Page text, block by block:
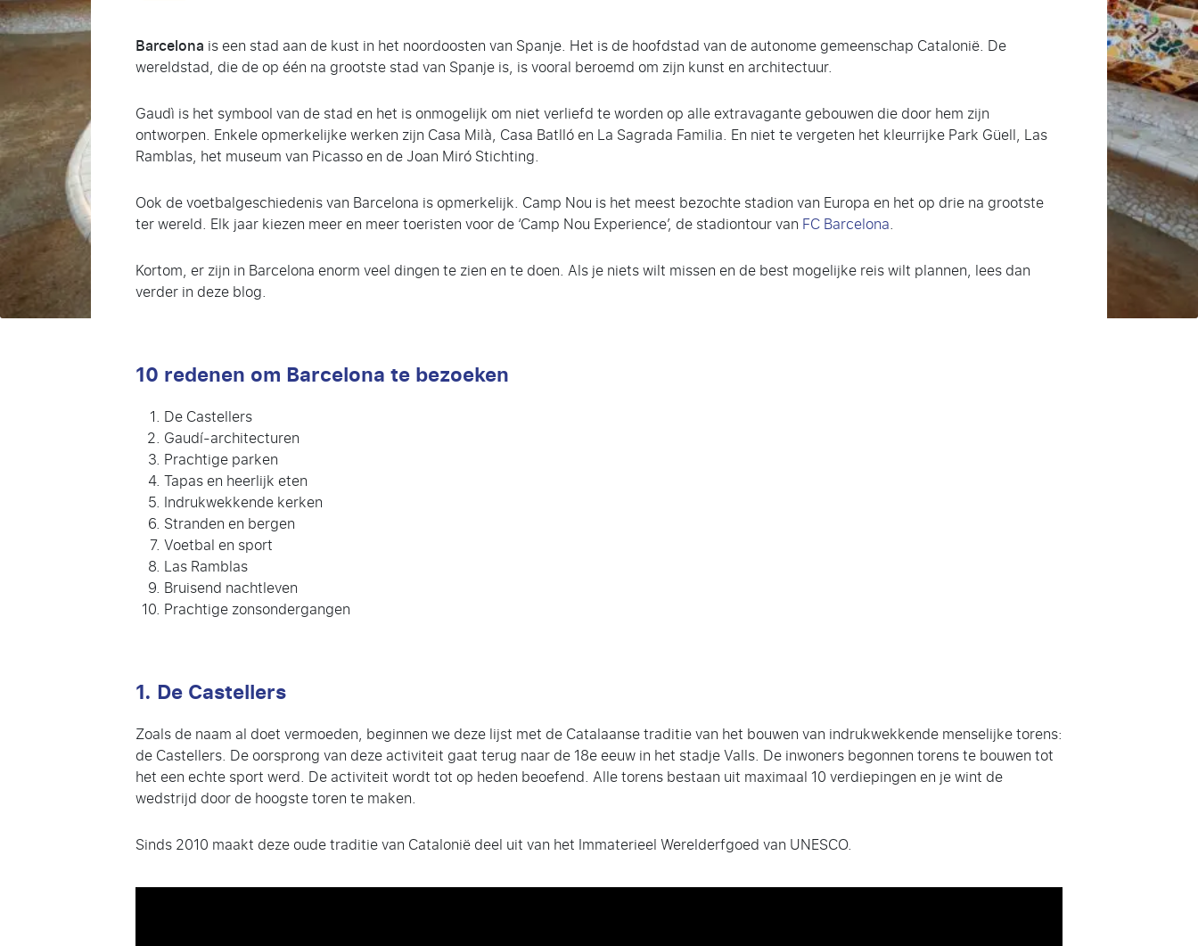
Barcelona is een stad aan de kust in het noordoosten van Spanje. Het is de hoofdstad van de autonome gemeenschap Catalonië. De
wereldstad, die de op één na grootste stad van Spanje is, is vooral beroemd om zijn kunst en architectuur.
Gaudì is het symbool van de stad en het is onmogelijk om niet verliefd te worden op alle extravagante gebouwen die door hem zijn
ontworpen. Enkele opmerkelijke werken zijn Casa Milà, Casa Batlló en La Sagrada Familia. En niet te vergeten het kleurrijke Park Güell, Las
Ramblas, het museum van Picasso en de Joan Miró Stichting.
Ook de voetbalgeschiedenis van Barcelona is opmerkelijk. Camp Nou is het meest bezochte stadion van Europa en het op drie na grootste
ter wereld. Elk jaar kiezen meer en meer toeristen voor de ‘Camp Nou Experience’, de stadiontour van FC Barcelona.
Kortom, er zijn in Barcelona enorm veel dingen te zien en te doen. Als je niets wilt missen en de best mogelijke reis wilt plannen, lees dan
verder in deze blog.
10 redenen om Barcelona te bezoeken
De Castellers
Gaudí-architecturen
Prachtige parken
Tapas en heerlijk eten
Indrukwekkende kerken
Stranden en bergen
Voetbal en sport
Las Ramblas
Bruisend nachtleven
Prachtige zonsondergangen
1. De Castellers
Zoals de naam al doet vermoeden, beginnen we deze lijst met de Catalaanse traditie van het bouwen van indrukwekkende menselijke torens:
de Castellers. De oorsprong van deze activiteit gaat terug naar de 18e eeuw in het stadje Valls. De inwoners begonnen torens te bouwen tot
het een echte sport werd. De activiteit wordt tot op heden beoefend. Alle torens bestaan uit maximaal 10 verdiepingen en je wint de
wedstrijd door de hoogste toren te maken.
Sinds 2010 maakt deze oude traditie van Catalonië deel uit van het Immaterieel Werelderfgoed van UNESCO.